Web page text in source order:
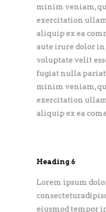
minim veniam,
exercitation
aliquip ex ea
aute irure dolor
voluptate velit
fugiat nulla
minim veniam,
exercitation
aliquip ex ea
Heading 6
Lorem ipsum
eiusmod tempor